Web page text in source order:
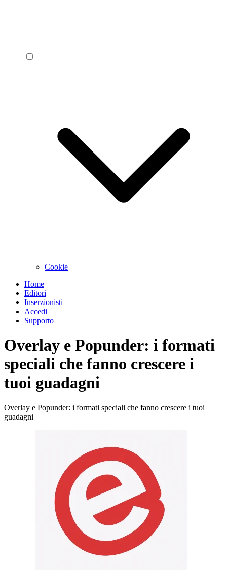
Cookie
Home
Editori
Inserzionisti
Accedi
Supporto
Overlay e Popunder: i formati
speciali che fanno crescere i
tuoi guadagni
Overlay e Popunder: i formati speciali che fanno crescere i tuoi
guadagni